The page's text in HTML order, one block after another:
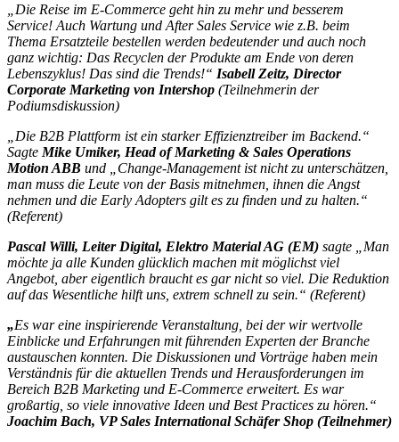
„Die Reise im E-Commerce geht hin zu mehr und besserem
Service! Auch Wartung und After Sales Service wie z.B. beim
Thema Ersatzteile bestellen werden bedeutender und auch noch
ganz wichtig: Das Recyclen der Produkte am Ende von deren
Lebenszyklus! Das sind die Trends!“ Isabell Zeitz, Director
Corporate Marketing von Intershop (Teilnehmerin der
Podiumsdiskussion)
„Die B2B Plattform ist ein starker Effizienztreiber im Backend.“
Sagte Mike Umiker, Head of Marketing & Sales Operations
Motion ABB und „Change-Management ist nicht zu unterschätzen,
man muss die Leute von der Basis mitnehmen, ihnen die Angst
nehmen und die Early Adopters gilt es zu finden und zu halten.“
(Referent)
Pascal Willi, Leiter Digital, Elektro Material AG (EM) sagte „Man
möchte ja alle Kunden glücklich machen mit möglichst viel
Angebot, aber eigentlich braucht es gar nicht so viel. Die Reduktion
auf das Wesentliche hilft uns, extrem schnell zu sein.“ (Referent)
„Es war eine inspirierende Veranstaltung, bei der wir wertvolle
Einblicke und Erfahrungen mit führenden Experten der Branche
austauschen konnten. Die Diskussionen und Vorträge haben mein
Verständnis für die aktuellen Trends und Herausforderungen im
Bereich B2B Marketing und E-Commerce erweitert. Es war
großartig, so viele innovative Ideen und Best Practices zu hören.“
Joachim Bach, VP Sales International Schäfer Shop (Teilnehmer)